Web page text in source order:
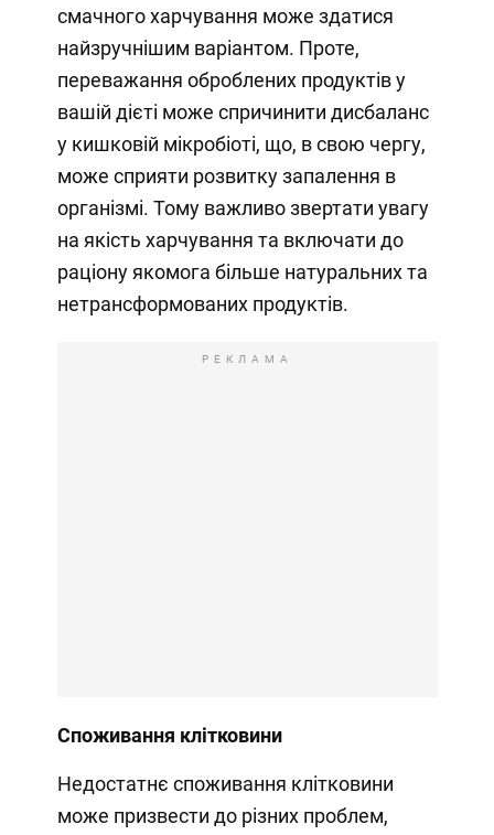
смачного харчування може здатися
найзручнішим варіантом. Проте,
переважання оброблених продуктів у
вашій дієті може спричинити дисбаланс
у кишковій мікробіоті, що, в свою чергу,
може сприяти розвитку запалення в
організмі. Тому важливо звертати увагу
на якість харчування та включати до
раціону якомога більше натуральних та
нетрансформованих продуктів.
РЕКЛАМА
Споживання клітковини
Недостатнє споживання клітковини
може призвести до різних проблем,